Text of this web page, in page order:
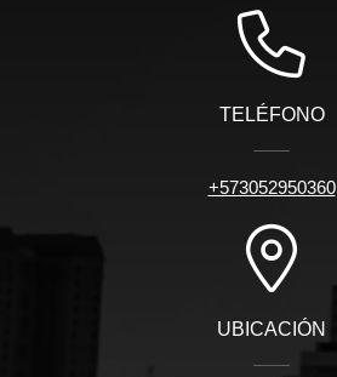
TELÉFONO
+573052950360
UBICACIÓN